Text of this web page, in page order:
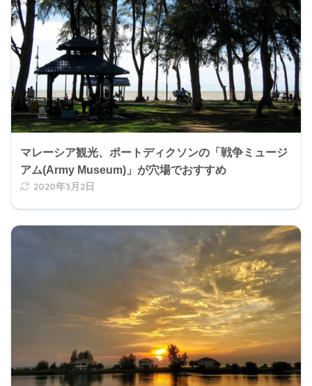
マレーシア観光、ポートディクソンの「戦争ミュージ
アム(Army Museum)」が穴場でおすすめ
2020年3月2日